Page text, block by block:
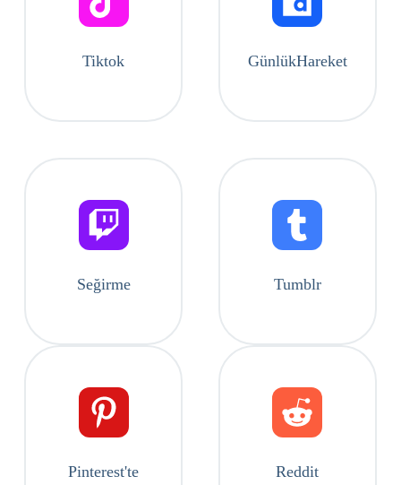
Tiktok GünlükHareket
Seğirme Tumblr
Pinterest'te Reddit